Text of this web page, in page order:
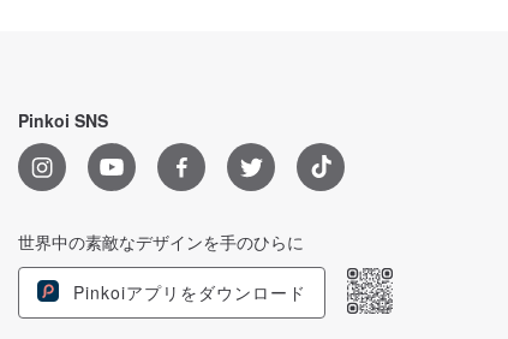
Pinkoi SNS
世界中の素敵なデザインを手のひらに
Pinkoiアプリをダウンロード